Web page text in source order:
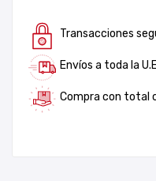
Transacciones
Envíos a toda la
Compra con total